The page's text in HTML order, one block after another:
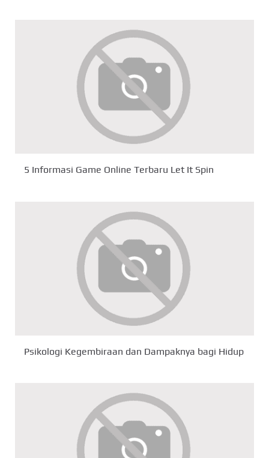
5 Informasi Game Online Terbaru Let It Spin
Psikologi Kegembiraan dan Dampaknya bagi Hidup